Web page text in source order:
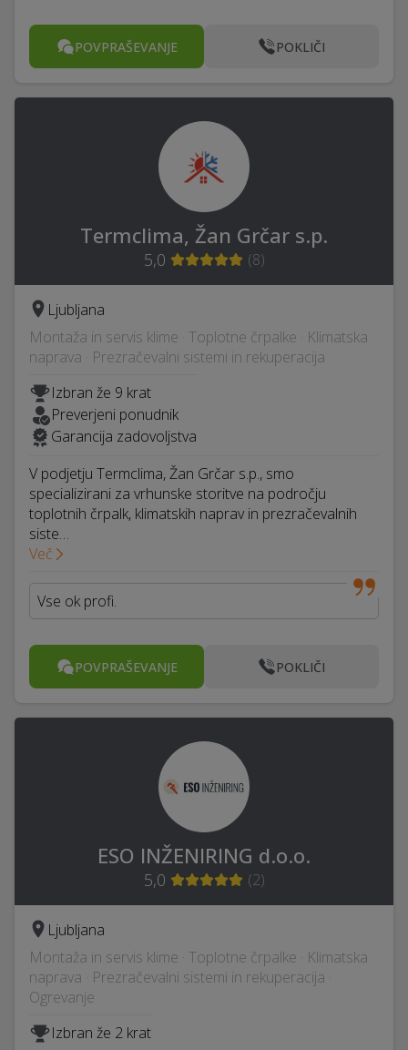
POVPRAŠEVANJE POKLIČI
Termclima, Žan Grčar s.p.
5,0 (8)
Ljubljana
Montaža in servis klime · Toplotne črpalke · Klimatska
naprava · Prezračevalni sistemi in rekuperacija
Izbran že 9 krat
Preverjeni ponudnik
Garancija zadovoljstva
V podjetju Termclima, Žan Grčar s.p., smo
specializirani za vrhunske storitve na področju
toplotnih črpalk, klimatskih naprav in prezračevalnih
siste…
Več
Vse ok profi.
POVPRAŠEVANJE POKLIČI
ESO INŽENIRING d.o.o.
5,0 (2)
Ljubljana
Montaža in servis klime · Toplotne črpalke · Klimatska
naprava · Prezračevalni sistemi in rekuperacija ·
Ogrevanje
Izbran že 2 krat